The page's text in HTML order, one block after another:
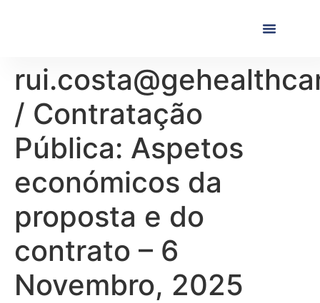
/ Contratação
Pública: Aspetos
económicos da
proposta e do
contrato – 6
Novembro, 2025